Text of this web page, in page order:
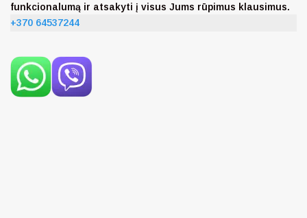
funkcionalumą ir atsakyti į visus Jums rūpimus klausimus.
+370 64537244